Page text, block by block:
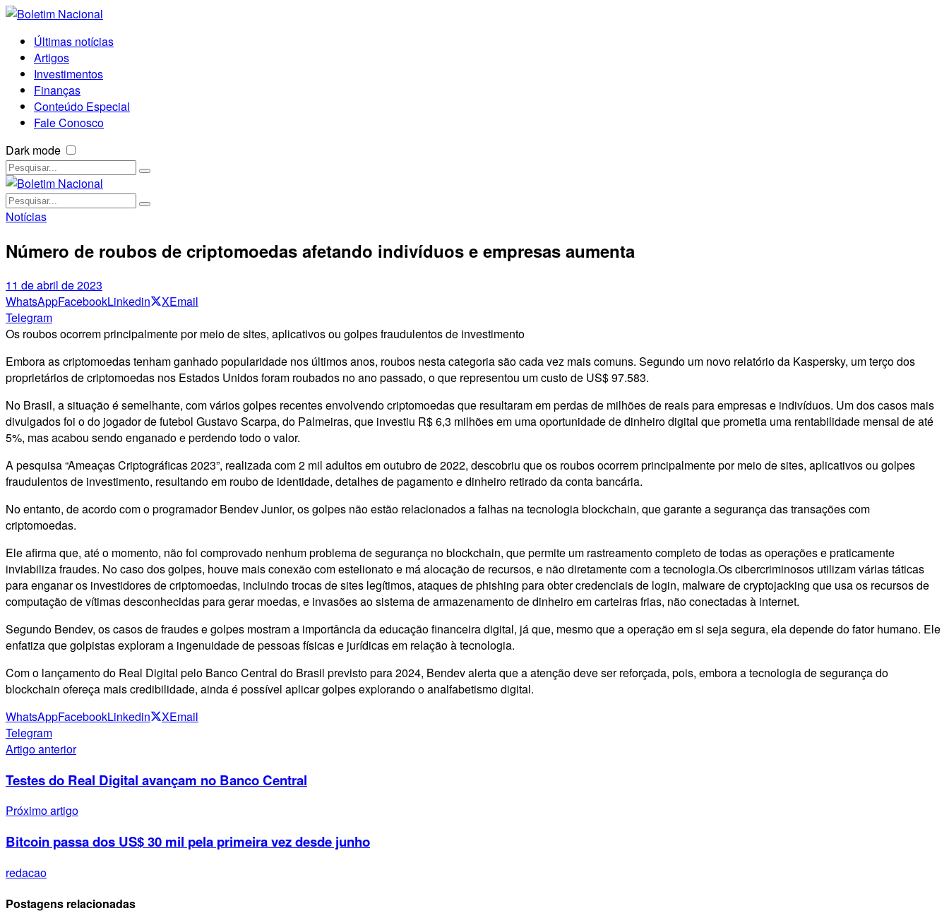
Últimas notícias
Artigos
Investimentos
Finanças
Conteúdo Especial
Fale Conosco
Dark mode
Notícias
Número de roubos de criptomoedas afetando indivíduos e empresas aumenta
11 de abril de 2023
WhatsAppFacebookLinkedin XEmail
Telegram
Os roubos ocorrem principalmente por meio de sites, aplicativos ou golpes fraudulentos de investimento
Embora as criptomoedas tenham ganhado popularidade nos últimos anos, roubos nesta categoria são cada vez mais comuns. Segundo um novo relatório da Kaspersky, um terço dos
proprietários de criptomoedas nos Estados Unidos foram roubados no ano passado, o que representou um custo de US$ 97.583.
No Brasil, a situação é semelhante, com vários golpes recentes envolvendo criptomoedas que resultaram em perdas de milhões de reais para empresas e indivíduos. Um dos casos mais
divulgados foi o do jogador de futebol Gustavo Scarpa, do Palmeiras, que investiu R$ 6,3 milhões em uma oportunidade de dinheiro digital que prometia uma rentabilidade mensal de até
5%, mas acabou sendo enganado e perdendo todo o valor.
A pesquisa “Ameaças Criptográficas 2023”, realizada com 2 mil adultos em outubro de 2022, descobriu que os roubos ocorrem principalmente por meio de sites, aplicativos ou golpes
fraudulentos de investimento, resultando em roubo de identidade, detalhes de pagamento e dinheiro retirado da conta bancária.
No entanto, de acordo com o programador Bendev Junior, os golpes não estão relacionados a falhas na tecnologia blockchain, que garante a segurança das transações com
criptomoedas.
Ele afirma que, até o momento, não foi comprovado nenhum problema de segurança no blockchain, que permite um rastreamento completo de todas as operações e praticamente
inviabiliza fraudes. No caso dos golpes, houve mais conexão com estelionato e má alocação de recursos, e não diretamente com a tecnologia.Os cibercriminosos utilizam várias táticas
para enganar os investidores de criptomoedas, incluindo trocas de sites legítimos, ataques de phishing para obter credenciais de login, malware de cryptojacking que usa os recursos de
computação de vítimas desconhecidas para gerar moedas, e invasões ao sistema de armazenamento de dinheiro em carteiras frias, não conectadas à internet.
Segundo Bendev, os casos de fraudes e golpes mostram a importância da educação financeira digital, já que, mesmo que a operação em si seja segura, ela depende do fator humano. Ele
enfatiza que golpistas exploram a ingenuidade de pessoas físicas e jurídicas em relação à tecnologia.
Com o lançamento do Real Digital pelo Banco Central do Brasil previsto para 2024, Bendev alerta que a atenção deve ser reforçada, pois, embora a tecnologia de segurança do
blockchain ofereça mais credibilidade, ainda é possível aplicar golpes explorando o analfabetismo digital.
WhatsAppFacebookLinkedin XEmail
Telegram
Artigo anterior
Testes do Real Digital avançam no Banco Central
Próximo artigo
Bitcoin passa dos US$ 30 mil pela primeira vez desde junho
redacao
Postagens relacionadas